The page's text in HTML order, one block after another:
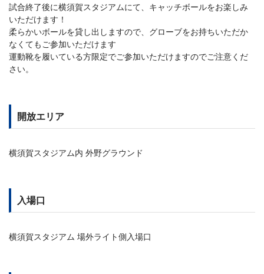
試合終了後に横須賀スタジアムにて、キャッチボールをお楽しみ
いただけます！
柔らかいボールを貸し出しますので、グローブをお持ちいただか
なくてもご参加いただけます
運動靴を履いている方限定でご参加いただけますのでご注意くだ
さい。
開放エリア
横須賀スタジアム内 外野グラウンド
入場口
横須賀スタジアム 場外ライト側入場口